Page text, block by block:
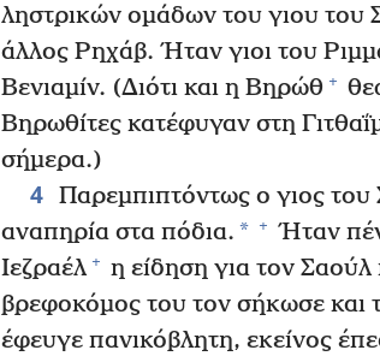
ληστρικών ομάδων του γιου του
άλλος Ρηχάβ. Ήταν γιοι του
Βενιαμίν. (Διότι και η Βηρώθ +
Βηρωθίτες κατέφυγαν στη
σήμερα.)
4 Παρεμπιπτόντως ο γιος
αναπηρία στα πόδια. * + Ήταν
Ιεζραέλ + η είδηση για τον
βρεφοκόμος του τον σήκωσε
έφευγε πανικόβλητη, εκείνος